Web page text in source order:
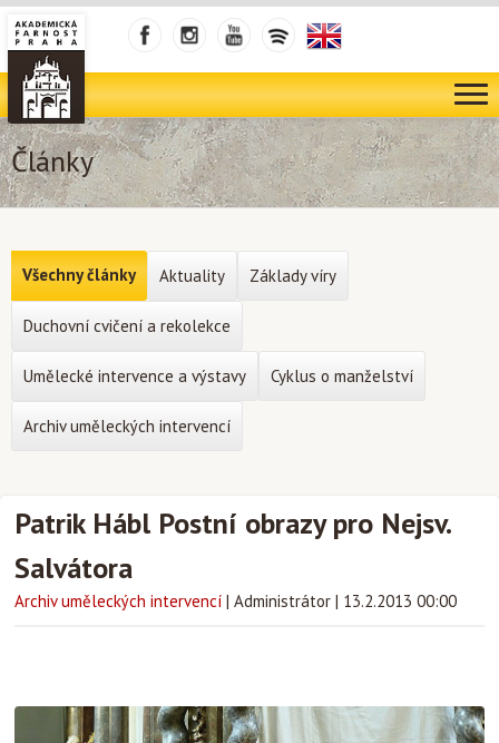
Články
Patrik Hábl Postní obrazy pro Nejsv.
Salvátora
Archiv uměleckých intervencí | Administrátor | 13.2.2013 00:00
Všechny články Aktuality Základy víry
Duchovní cvičení a rekolekce
Umělecké intervence a výstavy Cyklus o manželství
Archiv uměleckých intervencí